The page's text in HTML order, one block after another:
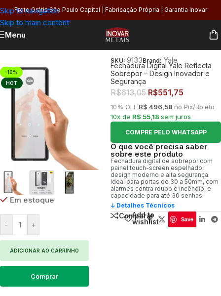
Skip to navigation
Skip to main content
Frete Grátis São Paulo Capital | Fabricação Própria | Garantia Inovar
Menu
-10%
HOT
Em estoque
- +
ADICIONAR AO CARRINHO
Comprar
SKU: 9133Brand: Yale
Fechadura Digital Yale Reflecta
Sobrepor – Design Inovador e
Segurança
R$613,05 R$551,75
10% OFF R$ 496,58 no Pix/Boleto
10x de R$ 55,18 sem juros
COMPRE PELO WHATSAPP
O que você precisa saber
sobre este produto
Fechadura digital de sobrepor com
painel touch-screen espelhado,
design moderno e alta segurança.
Ideal para portas de 30 a 50mm, com
alarmes contra roubo e incêndio, e
capacidade para até 30 senhas.
🡣 Detalhes Técnicos
Comparar
Add to
wishlist
Save